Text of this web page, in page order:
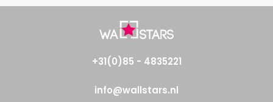
+31(0)85 - 4835221
info@wallstars.nl